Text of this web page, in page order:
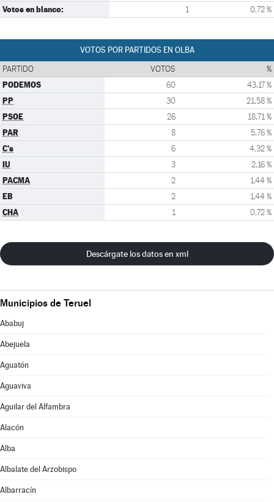
Votos en blanco: 1 0,72 %
VOTOS POR PARTIDOS EN OLBA
PARTIDO VOTOS %
PODEMOS 60 43,17 %
PP 30 21,58 %
PSOE 26 18,71 %
PAR 8 5,76 %
C's 6 4,32 %
IU 3 2,16 %
PACMA 2 1,44 %
EB 2 1,44 %
CHA 1 0,72 %
Descárgate los datos en xml
Municipios de Teruel
Ababuj
Abejuela
Aguatón
Aguaviva
Aguilar del Alfambra
Alacón
Alba
Albalate del Arzobispo
Albarracín